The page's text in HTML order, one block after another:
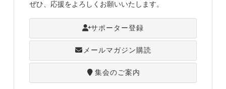
ぜひ、応援をよろしくお願いいたします。
サポーター登録
メールマガジン購読
集会のご案内